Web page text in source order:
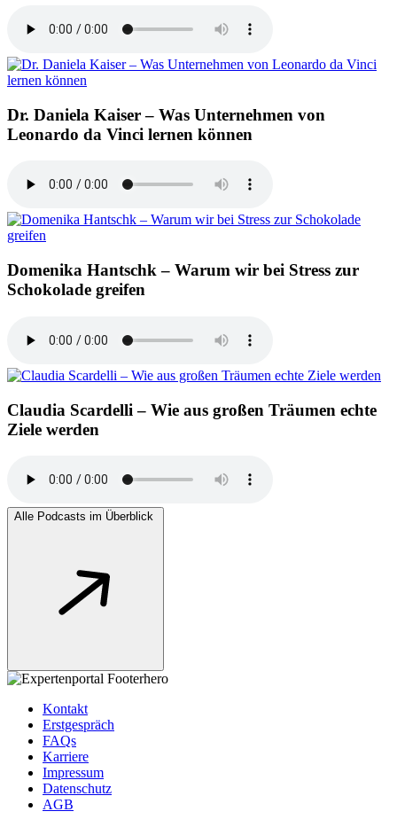
Dr. Daniela Kaiser – Was Unternehmen von
Leonardo da Vinci lernen können
Domenika Hantschk – Warum wir bei Stress zur
Schokolade greifen
Claudia Scardelli – Wie aus großen Träumen echte
Ziele werden
Alle Podcasts im Überblick
Kontakt
Erstgespräch
FAQs
Karriere
Impressum
Datenschutz
AGB